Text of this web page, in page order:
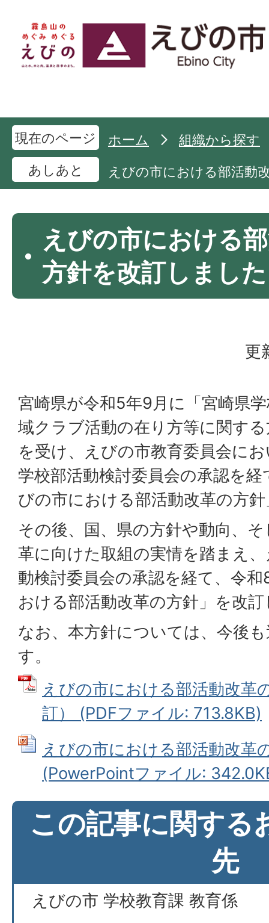
現在のページ ホーム
組織から探す
あしあと
えびの市における部活動
えびの市における
方針を改訂しました
更
宮崎県が令和5年9月に「宮崎県
域クラブ活動の在り方等に関す
を受け、えびの市教育委員会に
学校部活動検討委員会の承認を
びの市における部活動改革の方
その後、国、県の方針や動向、
革に向けた取組の実情を踏まえ
動検討委員会の承認を経て、令
おける部活動改革の方針」を改
なお、本方針については、今後
す。
えびの市における部活動改革
訂） (PDFファイル: 713.8KB)
えびの市における部活動改革
(PowerPointファイル:
この記事に関する
先
えびの市 学校教育課 教育係